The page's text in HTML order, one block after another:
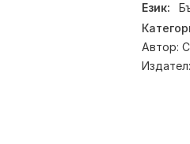
Език:
Автор:
Издател: